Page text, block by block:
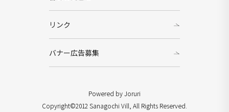
リンク
バナー広告募集
Powered by Joruri
Copyright©2012 Sanagochi Vill, All Rights Reserved.